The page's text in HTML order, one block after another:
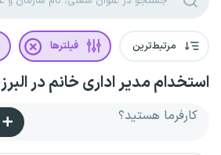
مرتبط‌ترین فیلترها
استخدام مدیر اداری خانم در البرز
کارفرما هستید؟